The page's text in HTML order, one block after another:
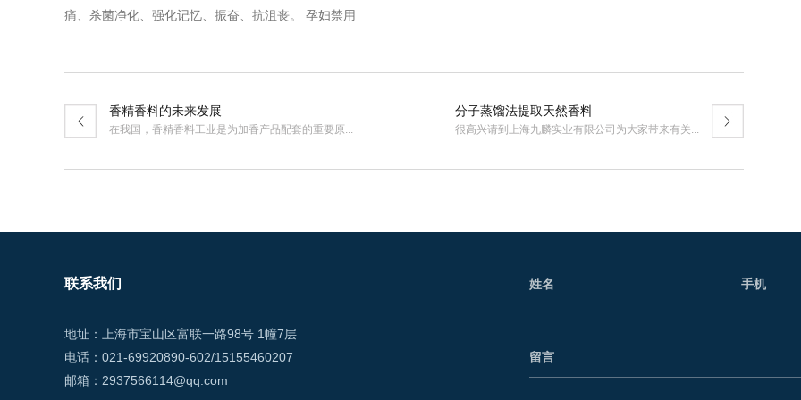
痛、杀菌净化、强化记忆、振奋、抗沮丧。 孕妇禁用
香精香料的未来发展
在我国，香精香料工业是为加香产品配套的重要原...
分子蒸馏法提取天然香料
很高兴请到上海九麟实业有限公司为大家带来有关...
联系我们
地址：上海市宝山区富联一路98号 1幢7层
电话：021-69920890-602/15155460207
邮箱：2937566114@qq.com
姓名 手机
留言